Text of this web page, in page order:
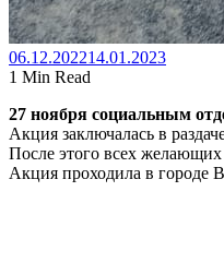
06.12.202214.01.2023
1 Min Read
27 ноября социальным
Акция заключалась в
После этого всех
Акция проходила в городе